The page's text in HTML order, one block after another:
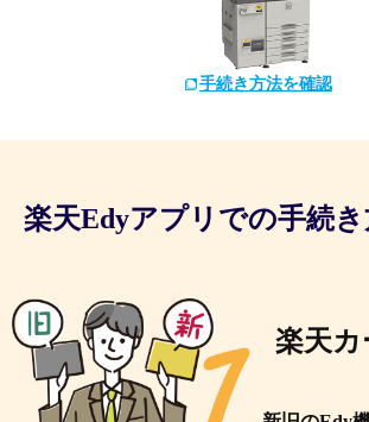
手続き方法を確認
楽天Edyアプリでの手続
楽天